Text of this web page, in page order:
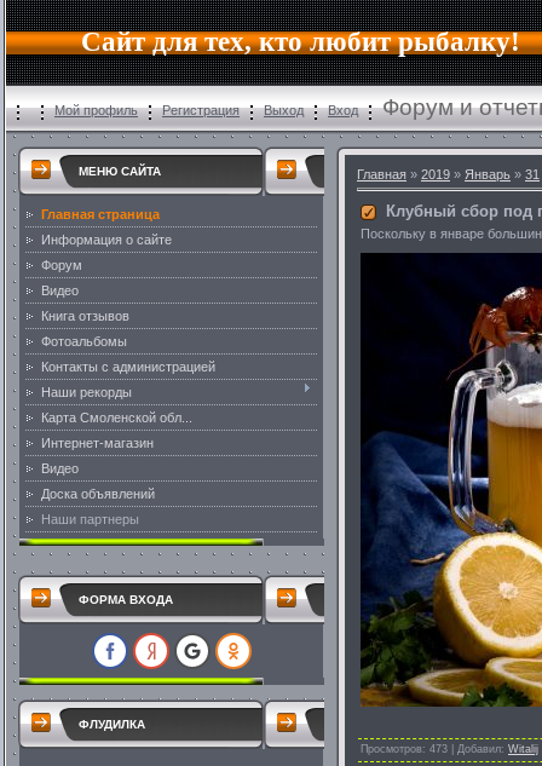
Сайт для тех, кто любит рыбалку!
Мой профиль Регистрация Выход Вход Форум и
МЕНЮ САЙТА
Главная страница
Информация о сайте
Форум
Видео
Книга отзывов
Фотоальбомы
Контакты с администрацией
Наши рекорды
Карта Смоленской обл...
Интернет-магазин
Видео
Доска объявлений
Наши партнеры
ФОРМА ВХОДА
ФЛУДИЛКА
Главная » 2019 » Январь » 31
Клубный сбор под
Поскольку в январе
Просмотров: 473 | Добавил: Witalij